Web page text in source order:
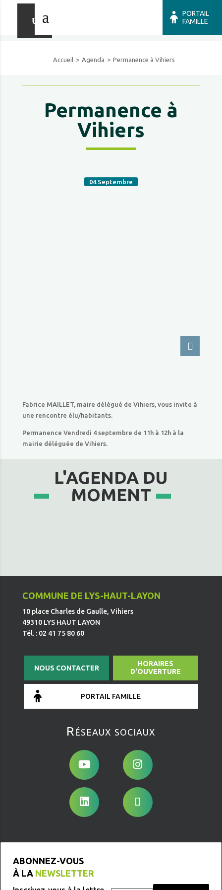
PORTAIL
FAMILLE
Accueil Agenda Permanence à Vihiers
Permanence à
Vihiers
04 Septembre
Fabrice MAILLET, maire délégué de Vihiers, vous invite à
une rencontre élu/habitants.
Permanence Vendredi 4 septembre de 11h à 12h à la
mairie déléguée de Vihiers.
L'AGENDA DU
MOMENT
COMMUNE DE LYS-HAUT-LAYON
10 place Charles de Gaulle, Vihiers
49310 LYS HAUT LAYON
Tél. : 02 41 75 80 60
NOUS CONTACTER
HORAIRES
D'OUVERTURE
PORTAIL FAMILLE
Réseaux sociaux
ABONNEZ-VOUS
À LA NEWSLETTER